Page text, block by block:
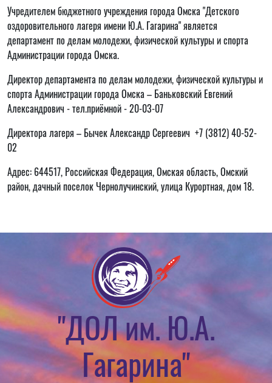
Учредителем бюджетного учреждения города Омска "Детского
оздоровительного лагеря имени Ю.А. Гагарина" является
департамент по делам молодежи, физической культуры и спорта
Администрации города Омска.
Директор департамента по делам молодежи, физической культуры и
спорта Администрации города Омска – Баньковский Евгений
Александрович - тел.приёмной - 20-03-07
Директора лагеря – Бычек Александр Сергеевич +7 (3812) 40-52-
02
Адрес: 644517, Российская Федерация, Омская область, Омский
район, дачный поселок Чернолучинский, улица Курортная, дом 18.
"ДОЛ им. Ю.А.
Гагарина"